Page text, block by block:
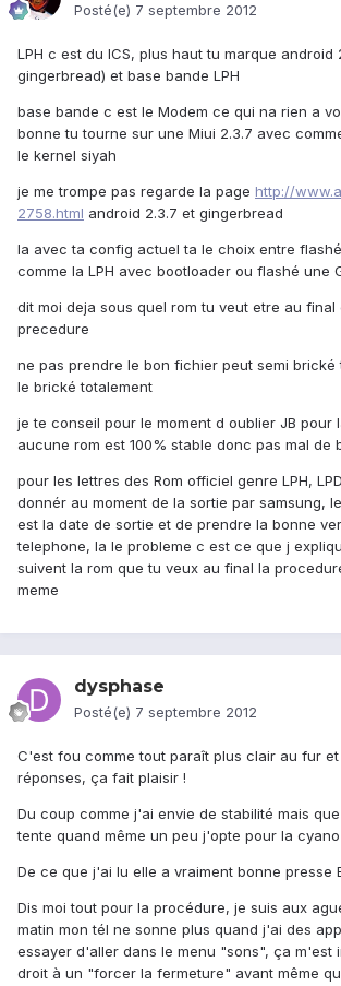
Posté(e) 7 septembre 2012
LPH c est du ICS, plus haut tu marque android
gingerbread) et base bande LPH
base bande c est le Modem ce qui na rien a
bonne tu tourne sur une Miui 2.3.7 avec
le kernel siyah
je me trompe pas regarde la page http://
2758.html android 2.3.7 et gingerbread
la avec ta config actuel ta le choix entre
comme la LPH avec bootloader ou flashé une
dit moi deja sous quel rom tu veut etre au final
precedure
ne pas prendre le bon fichier peut semi brické
le brické totalement
je te conseil pour le moment d oublier JB pour
aucune rom est 100% stable donc pas mal de
pour les lettres des Rom officiel genre LPH,
donnér au moment de la sortie par samsung,
est la date de sortie et de prendre la bonne
telephone, la le probleme c est ce que j
suivent la rom que tu veux au final la
meme
dysphase
Posté(e) 7 septembre 2012
C'est fou comme tout paraît plus clair au fur
réponses, ça fait plaisir !
Du coup comme j'ai envie de stabilité mais
tente quand même un peu j'opte pour la cyano
De ce que j'ai lu elle a vraiment bonne presse
Dis moi tout pour la procédure, je suis aux
matin mon tél ne sonne plus quand j'ai des
essayer d'aller dans le menu "sons", ça m'est
droit à un "forcer la fermeture" avant même